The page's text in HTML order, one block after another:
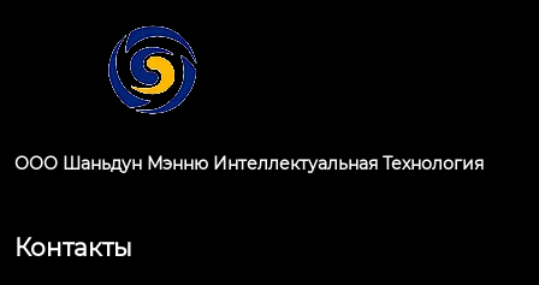
ООО Шаньдун Мэнню Интеллектуальная Технология
Контакты